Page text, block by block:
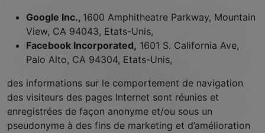
Google Inc., 1600 Amphitheatre Parkway, Mountain
View, CA 94043, Etats-Unis,
Facebook Incorporated, 1601 S. California Ave,
Palo Alto, CA 94304, Etats-Unis,
des informations sur le comportement de navigation
des visiteurs des pages Internet sont réunies et
enregistrées de façon anonyme et/ou sous un
pseudonyme à des fins de marketing et d’amélioration